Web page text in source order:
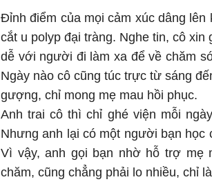
Đỉnh điểm của mọi cảm xúc dâng
cắt u polyp đại tràng. Nghe tin, cô xin
dễ với người đi làm xa để về chăm
Ngày nào cô cũng túc trực từ sáng
gượng, chỉ mong mẹ mau hồi phục.
Anh trai cô thì chỉ ghé viện mỗi
Nhưng anh lại có một người bạn học
Vì vậy, anh gọi bạn nhờ hỗ trợ mẹ
chăm, cũng chẳng phải lo nhiều, chỉ